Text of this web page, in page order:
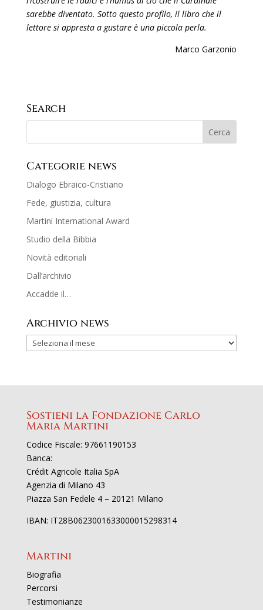
sarebbe diventato. Sotto questo profilo, il libro che il
lettore si appresta a gustare è una piccola perla.
Marco Garzonio
Search
Categorie news
Dialogo Ebraico-Cristiano
Fede, giustizia, cultura
Martini International Award
Studio della Bibbia
Novità editoriali
Dall’archivio
Accadde il…
Archivio news
Sostieni la Fondazione Carlo
Maria Martini
Codice Fiscale: 97661190153
Banca:
Crédit Agricole Italia SpA
Agenzia di Milano 43
Piazza San Fedele 4 – 20121 Milano
IBAN: IT28B0623001633000015298314
Martini
Biografia
Percorsi
Testimonianze